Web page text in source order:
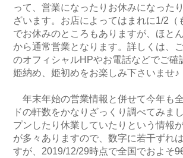
って、営業になったりお休みになった
ざいます。お店によってはまれに1/2（
でお休みのところもありますが、ほと
から通常営業となります。詳しくは、
のオフィシャルHPやお電話などでご確
姫納め、姫初めをお楽しみ下さいませ♪
年末年始の営業情報と併せて今年も
ドの軒数をかなりざっくり調べてみま
プンしたり休業していたりという情報
が多々ありますので、数字に若干ずれ
すが、2019/12/29時点で全国でおよそ